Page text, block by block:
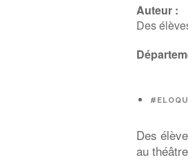
Auteur :
Des
Des
au